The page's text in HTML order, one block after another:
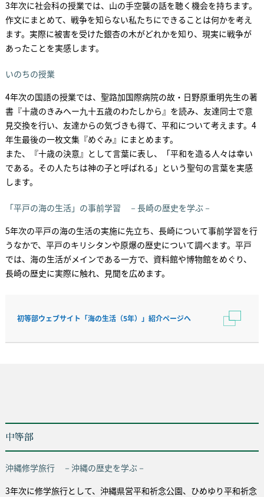
3年次に社会科の授業では、山の手空襲の話を聴く機会を持ちます。
作文にまとめて、戦争を知らない私たちにできることは何かを考え
ます。実際に被害を受けた銀杏の木がどれかを知り、現実に戦争が
あったことを実感します。
いのちの授業
4年次の国語の授業では、聖路加国際病院の故・日野原重明先生の著
書『十歳のきみへー九十五歳のわたしから』を読み、友達同士で意
見交換を行い、友達からの気づきも得て、平和について考えます。4
年生最後の一枚文集『めぐみ』にまとめます。
また、『十歳の決意』として言葉に表し、「平和を造る人々は幸い
である。その人たちは神の子と呼ばれる」という聖句の言葉を実感
します。
「平戸の海の生活」の事前学習 －長崎の歴史を学ぶ－
5年次の平戸の海の生活の実施に先立ち、長崎について事前学習を行
うなかで、平戸のキリシタンや原爆の歴史について調べます。平戸
では、海の生活がメインである一方で、資料館や博物館をめぐり、
長崎の歴史に実際に触れ、見聞を広めます。
初等部ウェブサイト「海の生活（5年）」紹介ページへ
中等部
沖縄修学旅行 －沖縄の歴史を学ぶ－
3年次に修学旅行として、沖縄県営平和祈念公園、ひめゆり平和祈念